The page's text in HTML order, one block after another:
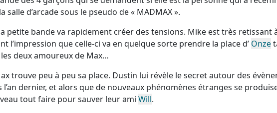
d’arcade sous le pseudo de « MADMAX ».
petite bande va rapidement créer des tensions. Mike est très retissant
l’impression que celle-ci va en quelque sorte prendre la place d’ Onze
deux amoureux de Max…
trouve peu à peu sa place. Dustin lui révèle le secret autour des
dernier, et alors que de nouveaux phénomènes étranges se
tout faire pour sauver leur ami Will.